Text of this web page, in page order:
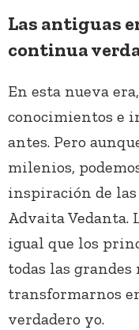
Las antiguas
continua
En esta nueva
conocimientos e
antes. Pero
milenios,
inspiración de
Advaita Vedanta.
igual que los
todas las
transformarnos
verdadero yo.